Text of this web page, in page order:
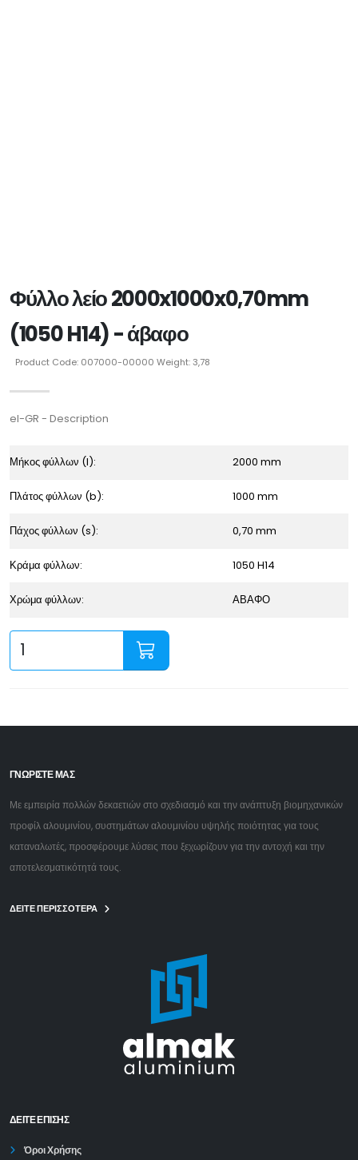
Φύλλο λείο 2000x1000x0,70mm
(1050 H14) - άβαφο
Product Code: 007000-00000 Weight: 3,78
el-GR - Description
Μήκος φύλλων (l): 2000 mm
Πλάτος φύλλων (b): 1000 mm
Πάχος φύλλων (s): 0,70 mm
Κράμα φύλλων: 1050 H14
Χρώμα φύλλων: ΑΒΑΦΟ
ΓΝΩΡΙΣΤΕ ΜΑΣ
Με εμπειρία πολλών δεκαετιών στο σχεδιασμό και την ανάπτυξη βιομηχανικών
προφίλ αλουμινίου, συστημάτων αλουμινίου υψηλής ποιότητας για τους
καταναλωτές, προσφέρουμε λύσεις που ξεχωρίζουν για την αντοχή και την
αποτελεσματικότητά τους.
ΔΕΙΤΕ ΠΕΡΙΣΣΟΤΕΡΑ
ΔΕΊΤΕ ΕΠΙΣΗΣ
Όροι Χρήσης